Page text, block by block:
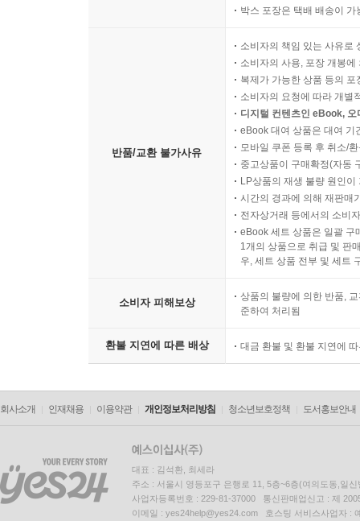
박스 포장은 택배 배송이
반품/교환 불가사유
소비자의 책임 있는 사유로
소비자의 사용, 포장 개봉
복제가 가능한 상품 등의
소비자의 요청에 따라 개별
디지털 컨텐츠인 eBook,
eBook 대여 상품은 대여 기
모바일 쿠폰 등록 후 취소/
중고상품이 구매확정(자동
LP상품의 재생 불량 원인
시간의 경과에 의해 재판매
전자상거래 등에서의 소비
eBook 세트 상품은 일괄 구
1개의 상품으로 취급 및 판
우, 세트 상품 전부 및 세트
소비자 피해보상
상품의 불량에 의한 반품,
준하여 처리됨
환불 지연에 따른 배상 대금 환불 및 환불 지연에
회사소개 인재채용 이용약관 개인정보처리방침 청소년보호정책 도서홍보안내
대표 : 김석환, 최세라
주소 : 서울시 영등포구 은행로 11, 5층~6층(여의도동,일신
사업자등록번호 : 229-81-37000 통신판매업신고 : 제
이메일 : yes24help@yes24.com 호스팅 서비스사업자 :